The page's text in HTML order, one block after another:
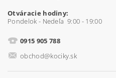
Otváracie hodiny:
Pondelok - Nedeľa 9:00 - 19:00
0915 905 788
obchod@kociky.sk